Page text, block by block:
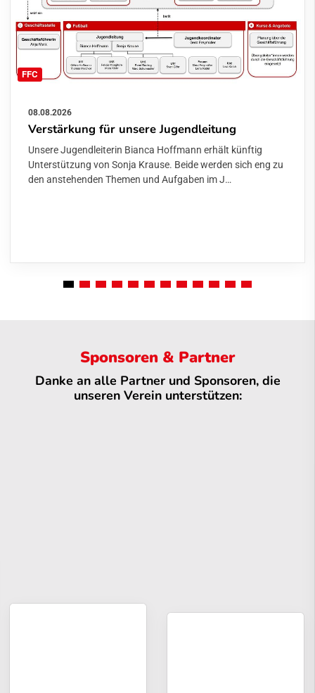
FFC
08.08.2026
Verstärkung für unsere Jugendleitung
Unsere Jugendleiterin Bianca Hoffmann erhält künftig
Unterstützung von Sonja Krause. Beide werden sich eng zu
den anstehenden Themen und Aufgaben im J…
Sponsoren & Partner
Danke an alle Partner und Sponsoren, die
unseren Verein unterstützen: